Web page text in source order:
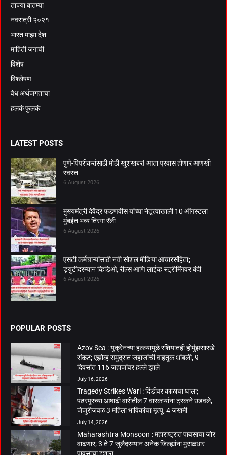
ताज्या बातम्या
नवरात्री २०२१
भारत माझा देश
माहिती जगाची
विशेष
विश्लेषण
वेध अर्थजगताचा
हलकं फुलकं
LATEST POSTS
पुणे-पिंपरीकरांसाठी मोठी खुशखबर! आता प्रवास होणार आणखी
स्वस्त
6 August 2026
मुख्यमंत्री देवेंद्र फडणवीस यांच्या नेतृत्वाखाली 10 ऑगस्टला
मुंबईत भव्य तिरंगा रॅली
6 August 2026
एसटी कर्मचाऱ्यांसाठी नवी सोशल मीडिया आचारसंहिता;
ड्युटीदरम्यान व्हिडिओ, रील्स आणि लाईव्ह स्ट्रीमिंगवर बंदी
6 August 2026
POPULAR POSTS
Azov Sea : युक्रेनच्या हल्ल्यामुळे रशियातही होर्मुझसारखे
संकट; एझोव्ह समुद्रात जहाजांची वाहतूक थांबली, 9
दिवसांत 116 जहाजांवर हल्ले झाले
July 16, 2026
Tragedy Strikes Wari : दिंडीवर काळाचा घाला;
पंढरपूरच्या आषाढी वारीतील 7 वारकऱ्यांना ट्रकने उडवले,
जेजुरीजवळ 3 महिला भाविकांचा मृत्यू, 4 जखमी
July 14, 2026
Maharashtra Monsoon : महाराष्ट्रात पावसाचा जोर
वाढणार; 3 ते 7 जुलैदरम्यान अनेक जिल्ह्यांना मुसळधार